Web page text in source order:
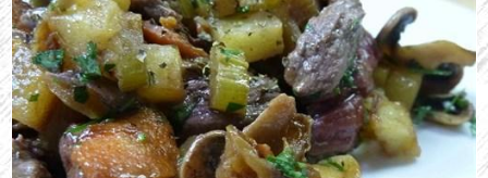
terroir français.